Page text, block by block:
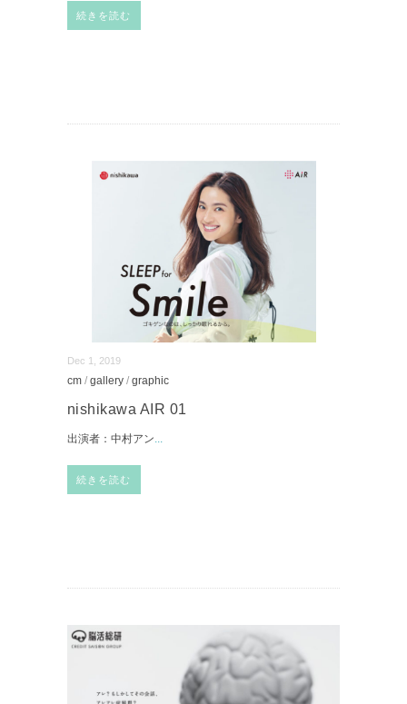
続きを読む
Dec 1, 2019
cm / gallery / graphic
nishikawa AIR 01
出演者：中村アン...
続きを読む